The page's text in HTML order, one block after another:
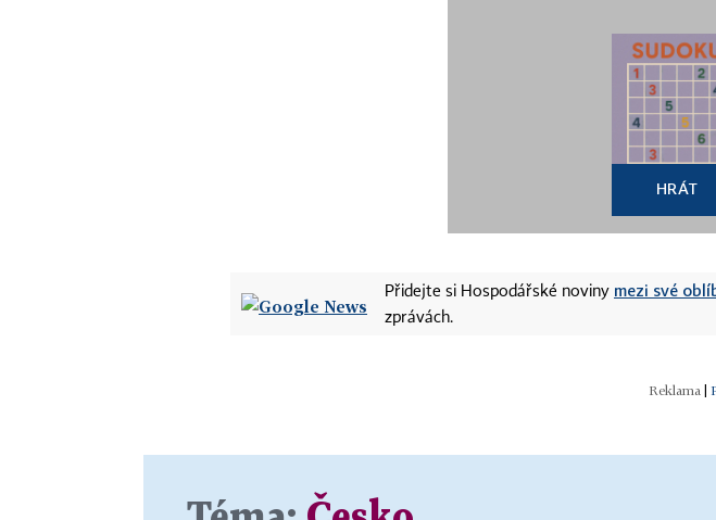
HRÁT
Přidejte si Hospodářské noviny mezi své
zprávách.
|